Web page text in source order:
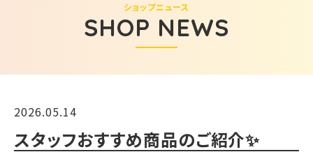
SHOP NEWS
ショップニュース
2026.05.14
スタッフおすすめ商品のご紹介✨